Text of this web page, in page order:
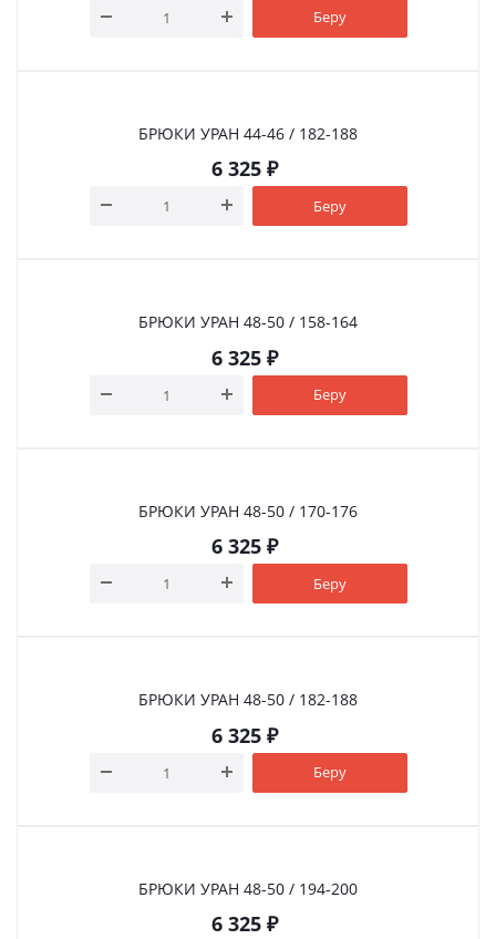
Беру
БРЮКИ УРАН 44-46 / 182-188
6 325₽
Беру
БРЮКИ УРАН 48-50 / 158-164
6 325₽
Беру
БРЮКИ УРАН 48-50 / 170-176
6 325₽
Беру
БРЮКИ УРАН 48-50 / 182-188
6 325₽
Беру
БРЮКИ УРАН 48-50 / 194-200
6 325₽